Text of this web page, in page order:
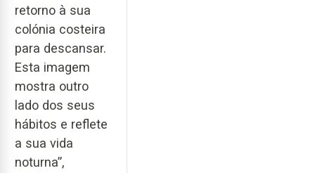
retorno à sua
colónia costeira
para descansar.
Esta imagem
mostra outro
lado dos seus
hábitos e reflete
a sua vida
noturna”,